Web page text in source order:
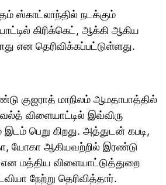
ஸ்காட்லாந்தில் நடக்கும்
கிரிக்கெட், ஆக்கி ஆகிய
என தெரிவிக்கப்பட்டுள்ளது.
குஜராத் மாநிலம் ஆமதாபாத்தில்
விளையாட்டில் இவ்விரு
பெறு கிறது. அத்துடன் கபடி,
யோகா ஆகியவற்றில் இரண்டு
என மத்திய விளையாட்டுத்துறை
நேற்று தெரிவித்தார்.